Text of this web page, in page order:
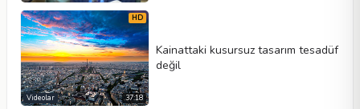
HD
37:18
Videolar
Kainattaki kusursuz tasarım tesadüf
değil